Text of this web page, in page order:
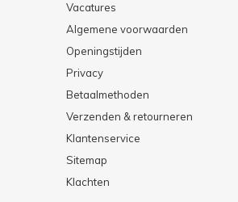
Vacatures
Algemene voorwaarden
Openingstijden
Privacy
Betaalmethoden
Verzenden & retourneren
Klantenservice
Sitemap
Klachten